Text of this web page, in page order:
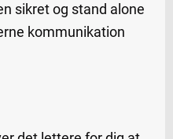
sikret og stand alone
kommunikation